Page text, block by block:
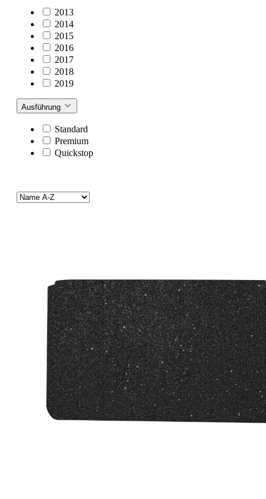
2013
2014
2015
2016
2017
2018
2019
Ausführung
Standard
Premium
Quickstop